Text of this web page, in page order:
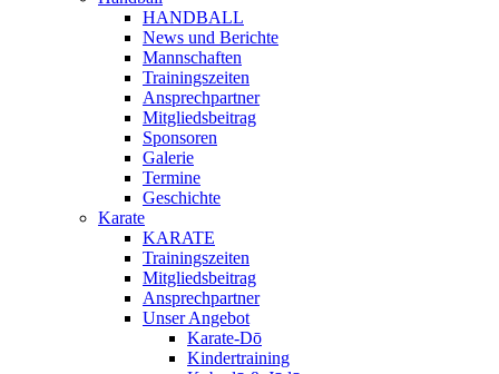
HANDBALL
News und Berichte
Mannschaften
Trainingszeiten
Ansprechpartner
Mitgliedsbeitrag
Sponsoren
Galerie
Termine
Geschichte
Karate
KARATE
Trainingszeiten
Mitgliedsbeitrag
Ansprechpartner
Unser Angebot
Karate-Dō
Kindertraining